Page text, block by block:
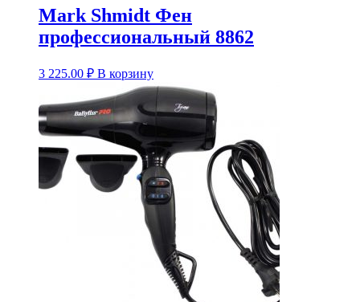
Mark Shmidt Фен
профессиональный 8862
3 225.00 ₽ В корзину